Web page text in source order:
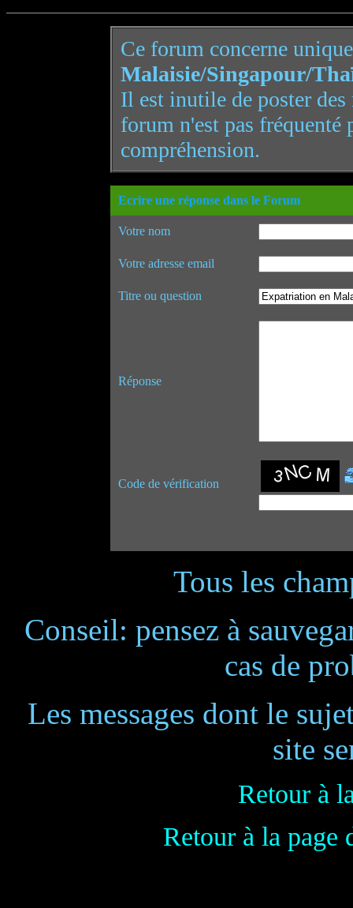
Ce forum concerne
Malaisie/Singapour/
Il est inutile de poster
forum n'est pas
compréhension.
Ecrire une réponse dans le Forum
Votre nom
Votre adresse email
Titre ou question
Réponse
Code de vérification
Tous les
Conseil: pensez à
cas de
Les messages dont le
site
Retour à
Retour à la page